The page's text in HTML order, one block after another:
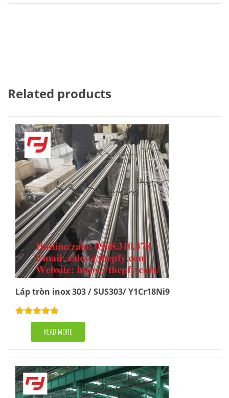
Related products
Láp tròn inox 303 / SUS303/ Y1Cr18Ni9
Rated5.00
out of 5READ MORE